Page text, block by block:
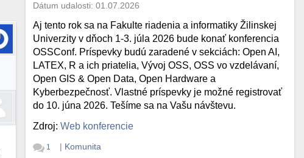
Dátum udalosti:01.07.2026
Aj tento rok sa na Fakulte riadenia a informatiky Žilinskej
Univerzity v dňoch 1-3. júla 2026 bude konať konferencia
OSSConf. Príspevky budú zaradené v sekciách: Open AI,
LATEX, R a ich priatelia, Vývoj OSS, OSS vo vzdelávaní,
Open GIS & Open Data, Open Hardware a
Kyberbezpečnosť. Vlastné príspevky je možné registrovať
do 10. júna 2026. Tešíme sa na Vašu návštevu.
Zdroj:Web konferencie
1 | Komunita